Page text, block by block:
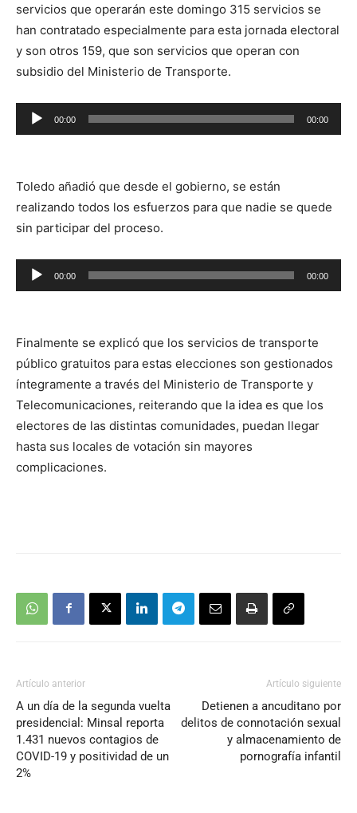
servicios que operarán este domingo 315 servicios se
han contratado especialmente para esta jornada electoral
y son otros 159, que son servicios que operan con
subsidio del Ministerio de Transporte.
Reproductor
de
00:00 00:00
Toledo añadió que desde el gobierno, se están
realizando todos los esfuerzos para que nadie se quede
sin participar del proceso.
Reproductor
de
00:00 00:00
Finalmente se explicó que los servicios de transporte
público gratuitos para estas elecciones son gestionados
íntegramente a través del Ministerio de Transporte y
Telecomunicaciones, reiterando que la idea es que los
electores de las distintas comunidades, puedan llegar
hasta sus locales de votación sin mayores
complicaciones.
Artículo anterior
A un día de la segunda vuelta
presidencial: Minsal reporta
1.431 nuevos contagios de
COVID-19 y positividad de un
2%
Artículo siguiente
Detienen a ancuditano por
delitos de connotación sexual
y almacenamiento de
pornografía infantil